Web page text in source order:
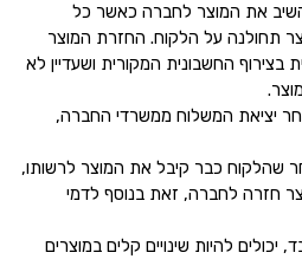
את המוצר לחברה כאשר כל
תחולנה על הלקוח. החזרת המוצר
החשבונית המקורית ושעדיין לא
יציאת המשלוח ממשרדי החברה,
שהלקוח כבר קיבל את המוצר לרשותו,
חזרה לחברה, זאת בנוסף לדמי
להיות שינויים קלים במוצרים